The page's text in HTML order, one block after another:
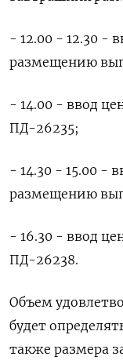
- 12.00 - 12.30 -
размещению
- 14.00 - ввод
ПД-26235;
- 14.30 - 15.00 -
размещению
- 16.30 - ввод
ПД-26238.
Объем
будет
также размера